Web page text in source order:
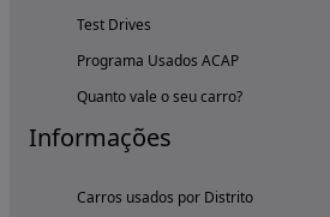
Test Drives
Programa Usados ACAP
Quanto vale o seu carro?
Informações
Carros usados por Distrito